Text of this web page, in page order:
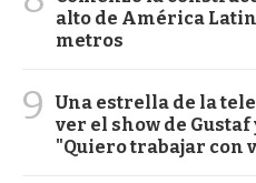
alto de América
metros
9
Una estrella de la
ver el show de
"Quiero trabajar con